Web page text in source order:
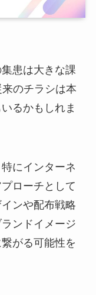
患は大きな課
のチラシは本
るかもしれま
にインターネ
ローチとして
ンや配布戦略
ンドイメージ
がる可能性を